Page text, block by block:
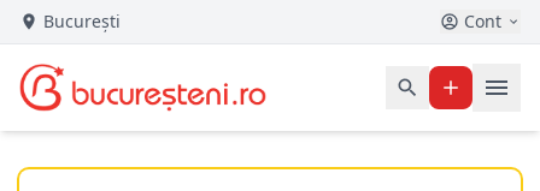
București Cont